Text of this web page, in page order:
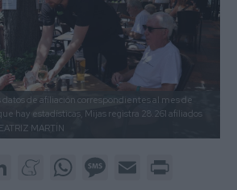
datos de afiliación correspondientes al mes de
hay estadísticas, Mijas registra 28.261 afiliados
MARTÍN
LinkedInMeneameWhatsAppMessage
Email